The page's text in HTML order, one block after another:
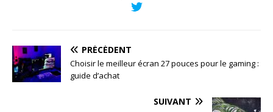
PRÉCÉDENT
Choisir le meilleur écran 27 pouces pour le gaming :
guide d’achat
SUIVANT